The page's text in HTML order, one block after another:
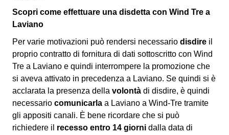
Scopri come effettuare una disdetta con Wind Tre a
Laviano
Per varie motivazioni può rendersi necessario disdire il
proprio contratto di fornitura di dati sottoscritto con Wind
Tre a Laviano e quindi interrompere la promozione che
si aveva attivato in precedenza a Laviano. Se quindi si è
acclarata la presenza della volontà di disdire, è quindi
necessario comunicarla a Laviano a Wind-Tre tramite
gli appositi canali. È bene ricordare che si può
richiedere il recesso entro 14 giorni dalla data di